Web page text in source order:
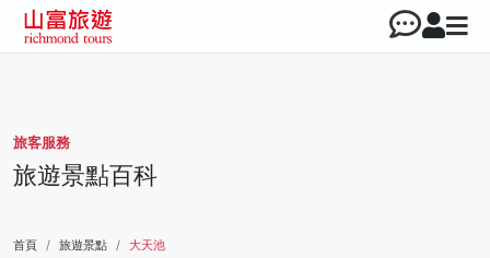
旅客服務
旅遊景點百科
首頁 旅遊景點 大天池